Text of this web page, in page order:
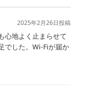
2025年2月26日投稿
心地よく止まらせて
でした。Wi-Fiが届か